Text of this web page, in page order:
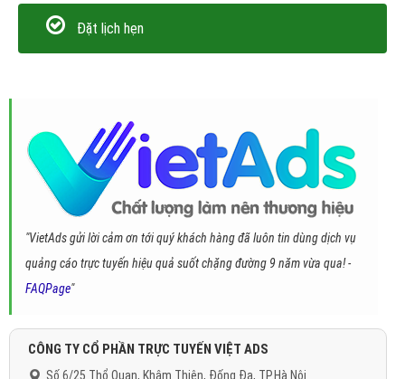
Đặt lịch hẹn
"VietAds gửi lời cảm ơn tới quý khách hàng đã luôn tin dùng dịch vụ
quảng cáo trực tuyến hiệu quả suốt chặng đường 9 năm vừa qua! -
FAQPage"
CÔNG TY CỔ PHẦN TRỰC TUYẾN VIỆT ADS
Số 6/25 Thổ Quan, Khâm Thiên, Đống Đa, TP.Hà Nội